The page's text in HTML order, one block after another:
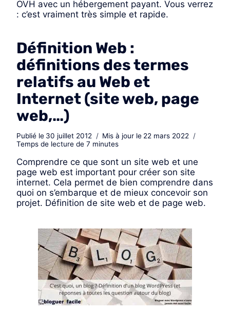
OVH avec un hébergement payant. Vous verrez
: c’est vraiment très simple et rapide.
Définition Web :
définitions des termes
relatifs au Web et
Internet (site web, page
web,…)
Publié le 30 juillet 2012 Mis à jour le 22 mars 2022
Temps de lecture de 7 minutes
Comprendre ce que sont un site web et une
page web est important pour créer son site
internet. Cela permet de bien comprendre dans
quoi on s’embarque et de mieux concevoir son
projet. Définition de site web et de page web.